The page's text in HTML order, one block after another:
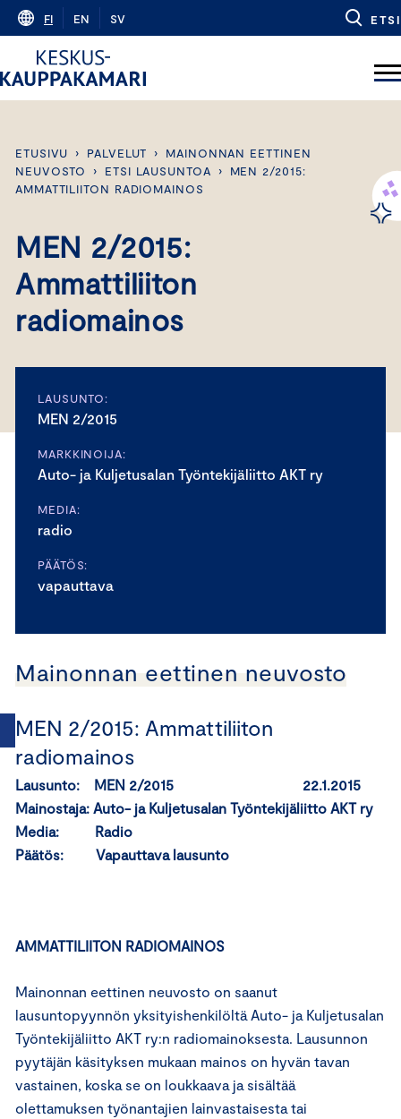
Skip
content
FI EN SV ETSI
ETUSIVU › PALVELUT ›
MAINONNAN EETTINEN
NEUVOSTO
› ETSI LAUSUNTOA ›
MEN 2/2015:
AMMATTILIITON RADIOMAINOS
MEN 2/2015:
Ammattiliiton
radiomainos
LAUSUNTO:
MEN 2/2015
MARKKINOIJA:
Auto- ja Kuljetusalan Työntekijäliitto AKT ry
MEDIA:
radio
PÄÄTÖS:
vapauttava
Mainonnan eettinen neuvosto
MEN 2/2015: Ammattiliiton
radiomainos
Lausunto: MEN 2/2015 22.1.2015
Mainostaja: Auto- ja Kuljetusalan Työntekijäliitto AKT ry
Media: Radio
Päätös: Vapauttava lausunto
AMMATTILIITON RADIOMAINOS
Mainonnan eettinen neuvosto on saanut
lausuntopyynnön yksityishenkilöltä Auto- ja Kuljetusalan
Työntekijäliitto AKT ry:n radiomainoksesta. Lausunnon
pyytäjän käsityksen mukaan mainos on hyvän tavan
vastainen, koska se on loukkaava ja sisältää
olettamuksen työnantajien lainvastaisesta tai